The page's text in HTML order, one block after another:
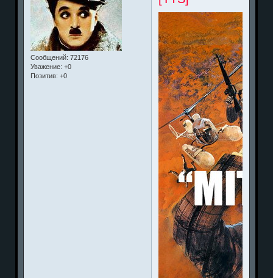
Сообщений: 72176
Уважение: +0
Позитив: +0